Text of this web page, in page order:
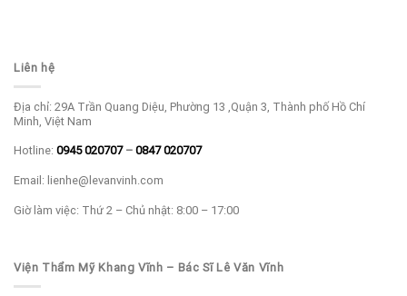
Liên hệ
Địa chỉ: 29A Trần Quang Diệu, Phường 13 ,Quận 3, Thành phố Hồ Chí
Minh, Việt Nam
Hotline: 0945 020707– 0847 020707
Email: lienhe@levanvinh.com
Giờ làm việc: Thứ 2 – Chủ nhật: 8:00 – 17:00
Viện Thẩm Mỹ Khang Vĩnh – Bác Sĩ Lê Văn Vĩnh